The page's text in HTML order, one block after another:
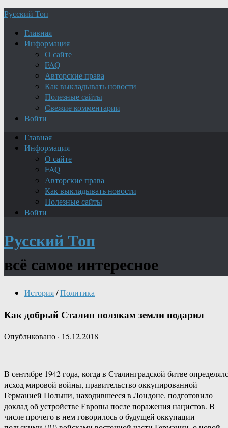
Русский Топ
Главная
Информация
О сайте
FAQ
Авторские права
Как выкладывать новости
Полезные сайты
Свежие комментарии
Войти
Главная
Информация
О сайте
FAQ
Авторские права
Как выкладывать новости
Полезные сайты
Войти
Русский Топ
всё самое интересное
История/Политика
Как добрый Сталин полякам земли подарил
Опубликовано · 15.12.2018
В сентябре 1942 года, когда в Сталинградской битве
исход мировой войны, правительство оккупированной
Германией Польши, находившееся в Лондоне, подготовило
доклад об устройстве Европы после поражения нацистов. В
числе прочего в нем говорилось о будущей оккупации